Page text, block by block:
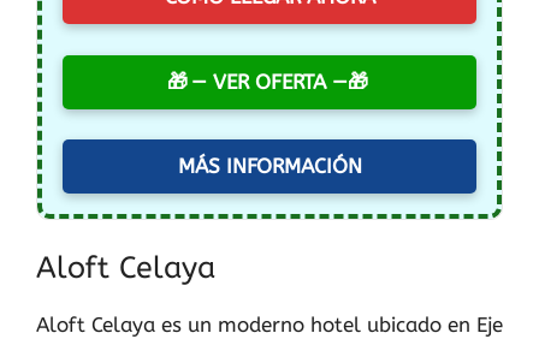
— VER OFERTA —
MÁS INFORMACIÓN
Aloft Celaya
Aloft Celaya es un moderno hotel ubicado en Eje